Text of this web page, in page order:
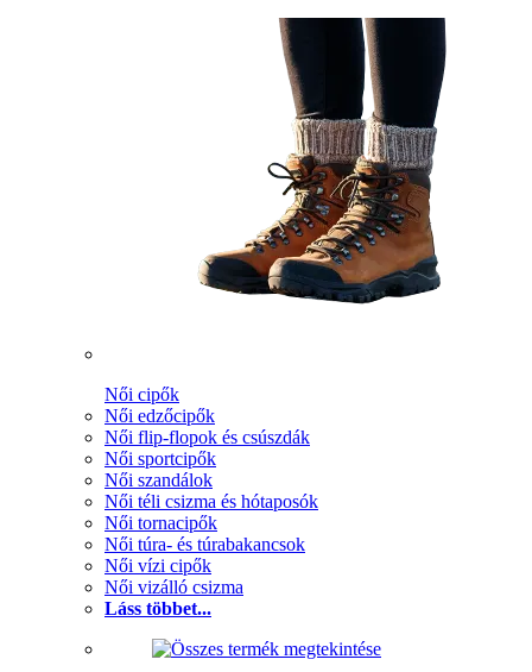
Női cipők
Női edzőcipők
Női flip-flopok és csúszdák
Női sportcipők
Női szandálok
Női téli csizma és hótaposók
Női tornacipők
Női túra- és túrabakancsok
Női vízi cipők
Női vizálló csizma
Láss többet...